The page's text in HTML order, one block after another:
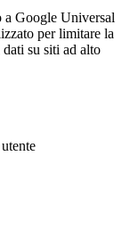
a Google Universal
per limitare la
su siti ad alto